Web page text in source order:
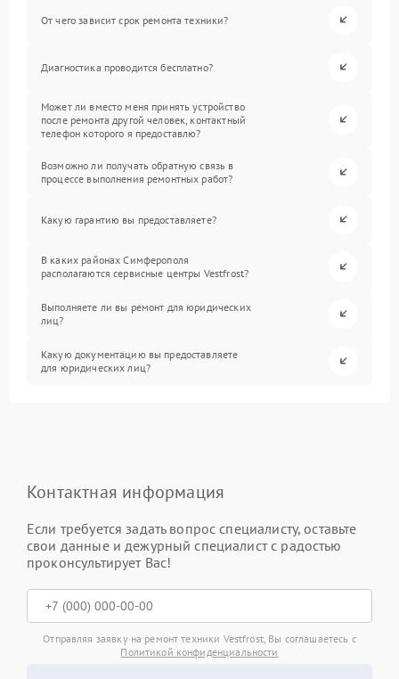
От чего зависит срок ремонта техники?
Диагностика проводится бесплатно?
Может ли вместо меня принять устройство
после ремонта другой человек, контактный
телефон которого я предоставлю?
Возможно ли получать обратную связь в
процессе выполнения ремонтных работ?
Какую гарантию вы предоставляете?
В каких районах Симферополя
располагаются сервисные центры Vestfrost?
Выполняете ли вы ремонт для юридических
лиц?
Какую документацию вы предоставляете
для юридических лиц?
Контактная информация
Если требуется задать вопрос специалисту, оставьте
свои данные и дежурный специалист с радостью
проконсультирует Вас!
Отправляя заявку на ремонт техники Vestfrost, Вы соглашаетесь с
Политикой конфиденциальности